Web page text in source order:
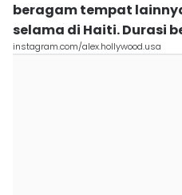
beragam tempat
selama di Haiti. Durasi
instagram.com/alex.hollywood.usa